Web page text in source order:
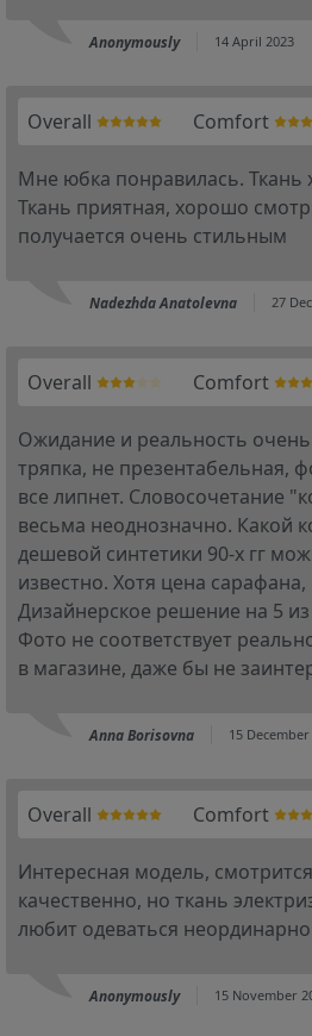
Anonymously 14 April 2023
Overall Comfort
Мне юбка понравилась. Ткань
Ткань приятная, хорошо
получается очень стильным
Nadezhda Anatolevna 27
Overall Comfort
Ожидание и реальность очень
тряпка, не презентабельная,
все липнет. Словосочетание
весьма неоднозначно. Какой
дешевой синтетики 90-х гг
известно. Хотя цена
Дизайнерское решение на 5
Фото не соответствует
в магазине, даже бы не
Anna Borisovna 15
Overall Comfort
Интересная модель,
качественно, но ткань
любит одеваться
Anonymously 15 November